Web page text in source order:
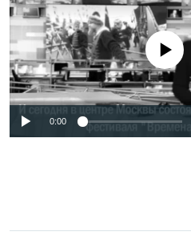
No media source
0:00